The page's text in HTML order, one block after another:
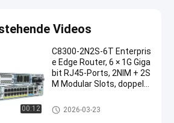
Videos
00:12
C8300-2N2S-6T Enterpris
e Edge Router, 6 × 1G Giga
bit RJ45-Ports, 2NIM + 2S
M Modular Slots, doppelt
D-WAN bereit
industrieller Netzfräser
2026-03-23